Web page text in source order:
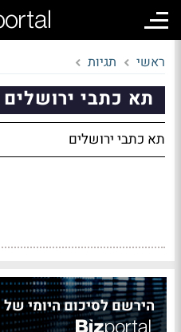
ראשי תגיות
תא כתבי ירושלים
תא כתבי ירושלים
הירשם לסיכום היומי